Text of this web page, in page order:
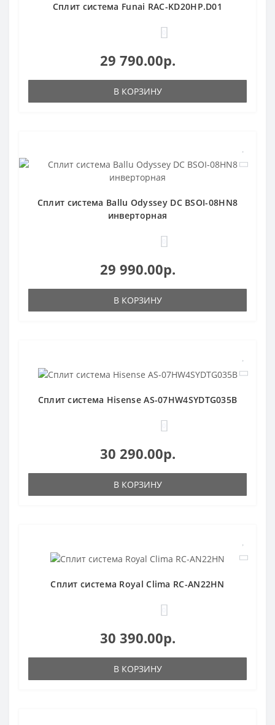
Сплит система Funai RAC-KD20HP.D01
29 790.00р.
В КОРЗИНУ
Сплит система Ballu Odyssey DC BSOI-08HN8
инверторная
29 990.00р.
В КОРЗИНУ
Сплит система Hisense AS-07HW4SYDTG035B
30 290.00р.
В КОРЗИНУ
Сплит система Royal Clima RC-AN22HN
30 390.00р.
В КОРЗИНУ